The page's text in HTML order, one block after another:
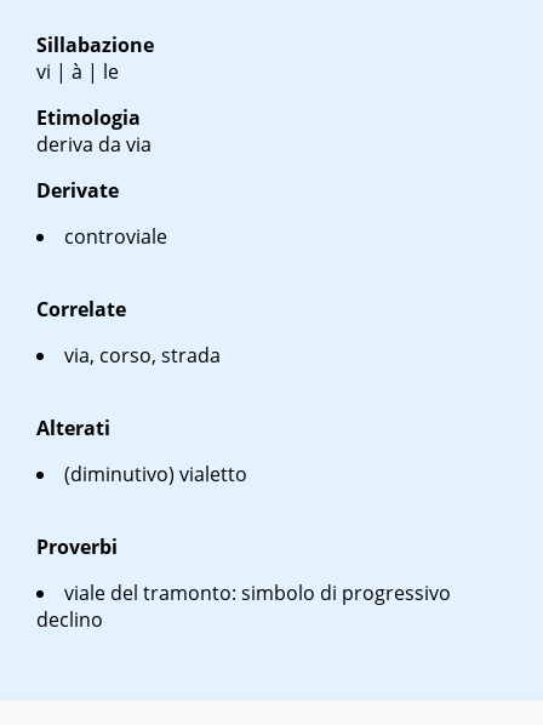
Sillabazione
vi | à | le
Etimologia
deriva da via
Derivate
controviale
Correlate
via, corso, strada
Alterati
(diminutivo) vialetto
Proverbi
viale del tramonto: simbolo di progressivo
declino